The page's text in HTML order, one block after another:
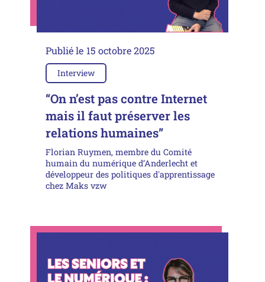
Publié le 15 octobre 2025
Interview
“On n’est pas contre Internet
mais il faut préserver les
relations humaines”
Florian Ruymen, membre du Comité
humain du numérique d’Anderlecht et
développeur des politiques d'apprentissage
chez Maks vzw